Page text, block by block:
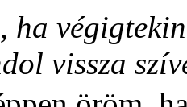
ha
vissza